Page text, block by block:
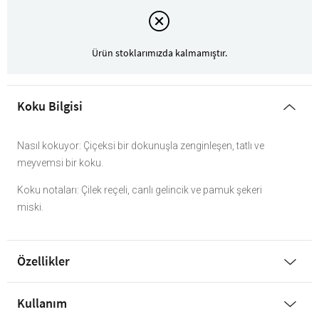
Ürün stoklarımızda kalmamıştır.
Koku Bilgisi
Nasıl kokuyor: Çiçeksi bir dokunuşla zenginleşen, tatlı ve
meyvemsi bir koku.
Koku notaları: Çilek reçeli, canlı gelincik ve pamuk şekeri
miski.
Özellikler
Kullanım